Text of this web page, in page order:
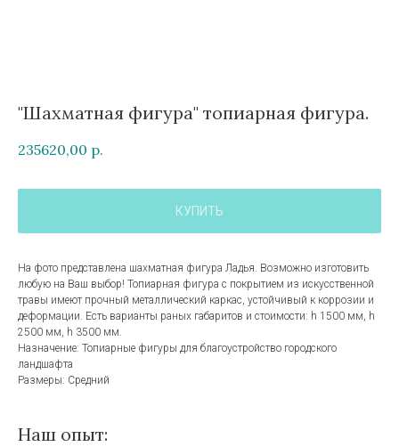
"Шахматная фигура" топиарная фигура.
235620,00 р.
КУПИТЬ
На фото представлена шахматная фигура Ладья. Возможно изготовить
любую на Ваш выбор! Топиарная фигура с покрытием из искусственной
травы имеют прочный металлический каркас, устойчивый к коррозии и
деформации. Есть варианты раных габаритов и стоимости: h 1500 мм, h
2500 мм, h 3500 мм.
Назначение: Топиарные фигуры для благоустройство городского
ландшафта
Размеры: Средний
Наш опыт: